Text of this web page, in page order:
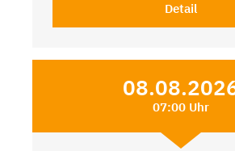
Detail
07:00 Uhr